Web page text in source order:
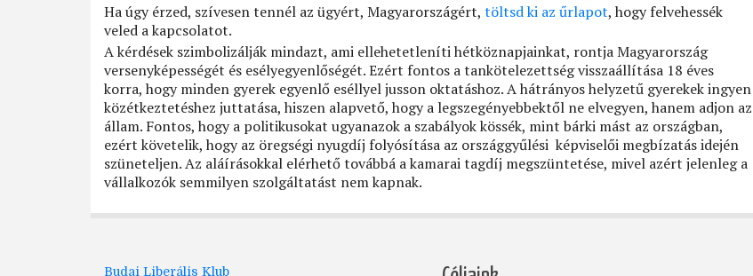
Ha úgy érzed, szívesen tennél az ügyért, Magyarországért, töltsd ki az űrlapot, hogy felvehessék
veled a kapcsolatot.
A kérdések szimbolizálják mindazt, ami ellehetetleníti hétköznapjainkat, rontja Magyarország
versenyképességét és esélyegyenlőségét. Ezért fontos a tankötelezettség visszaállítása 18 éves
korra, hogy minden gyerek egyenlő eséllyel jusson oktatáshoz. A hátrányos helyzetű gyerekek ingyen
közétkeztetéshez juttatása, hiszen alapvető, hogy a legszegényebbektől ne elvegyen, hanem adjon az
állam. Fontos, hogy a politikusokat ugyanazok a szabályok kössék, mint bárki mást az országban,
ezért követelik, hogy az öregségi nyugdíj folyósítása az országgyűlési képviselői megbízatás idején
szüneteljen. Az aláírásokkal elérhető továbbá a kamarai tagdíj megszüntetése, mivel azért jelenleg a
vállalkozók semmilyen szolgáltatást nem kapnak.
Budai Liberális Klub